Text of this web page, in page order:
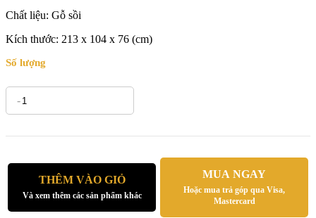
Chất liệu: Gỗ sồi
Kích thước: 213 x 104 x 76 (cm)
Số lượng
-
THÊM VÀO GIỎ
Và xem thêm các sản phẩm khác
MUA NGAY
Hoặc mua trả góp qua Visa,
Mastercard